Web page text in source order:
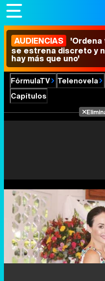
AUDIENCIAS 'Ordena
se estrena discreto y
hay más que uno'
FórmulaTV Telenovela
Capítulos